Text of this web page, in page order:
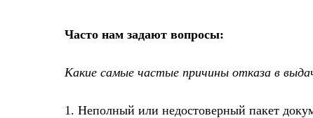
Часто нам задают вопросы:
Какие самые частые причины отказа в
1. Неполный или недостоверный пакет